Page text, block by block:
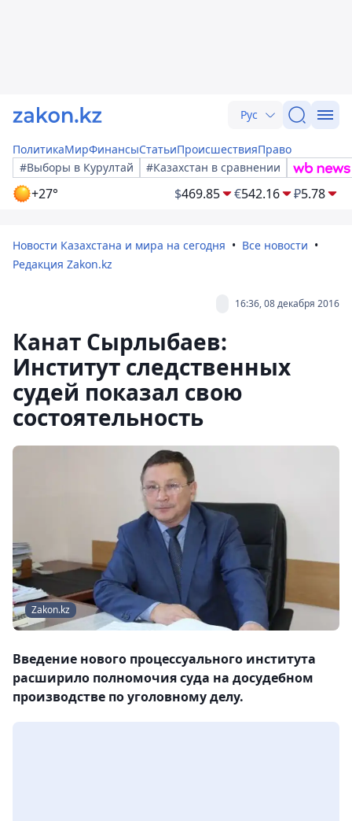
Рус
ПолитикаМирФинансыСтатьиПроисшествияПраво
#Выборы в Курултай
#Казахстан в сравнении
+27° $469.85 €542.16 ₽5.78
Новости Казахстана и мира на сегодня
Все новости
Редакция Zakon.kz
16:36, 08 декабря 2016
Канат Сырлыбаев:
Институт следственных
судей показал свою
состоятельность
Zakon.kz
Введение нового процессуального института
расширило полномочия суда на досудебном
производстве по уголовному делу.